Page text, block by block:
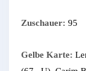
Zuschauer: 95
Gelbe Karte: